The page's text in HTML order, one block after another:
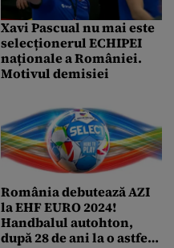
Xavi Pascual nu mai este
selecționerul ECHIPEI
naționale a României.
Motivul demisiei
România debutează AZI
la EHF EURO 2024!
Handbalul autohton,
după 28 de ani la o astfel